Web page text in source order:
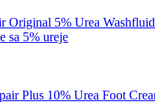
Original 5% Urea Washfluid
sa 5% ureje